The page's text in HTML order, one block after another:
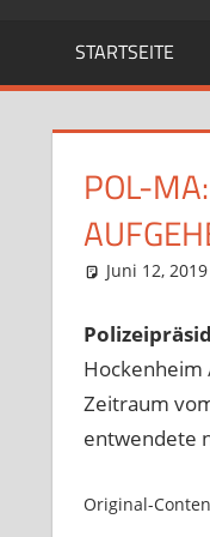
STARTSEITE
POL-
Juni 12, 2019
Hockenheim
Zeitraum
entwendete
Original-